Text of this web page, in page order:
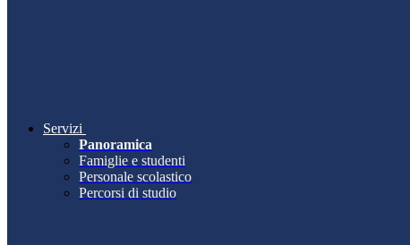
Servizi
Panoramica
Famiglie e studenti
Personale scolastico
Percorsi di studio